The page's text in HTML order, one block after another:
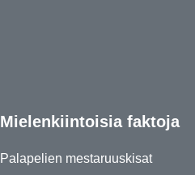
Mielenkiintoisia faktoja
Palapelien mestaruuskisat